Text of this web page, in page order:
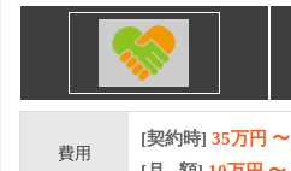
費用
[契約時] 35万円 〜